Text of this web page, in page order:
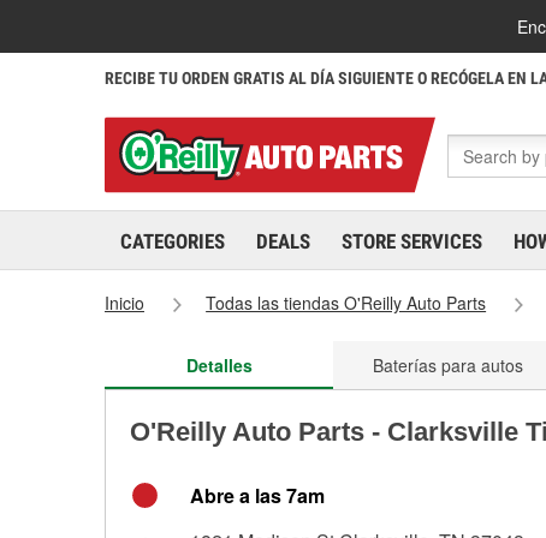
RECIBE TU ORDEN GRATIS AL DÍA SIGUIENTE O RECÓGELA EN
CATEGORIES DEALS STORE SERVICES
Inicio Todas las tiendas O'Reilly Auto Parts
Detalles Baterías para autos
O'Reilly Auto Parts - Clarksville
Abre a las 7am